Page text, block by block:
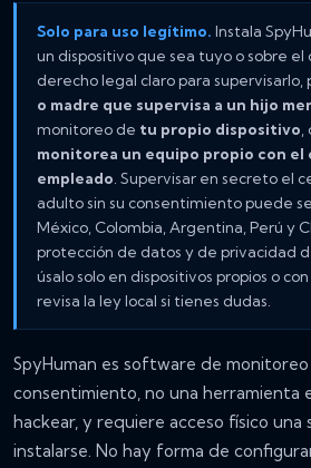
Solo para uso legítimo. Instala
un dispositivo que sea tuyo o sobre el
derecho legal claro para supervisarlo,
o madre que supervisa a un hijo
monitoreo de tu propio dispositivo,
monitorea un equipo propio con
empleado. Supervisar en secreto el
adulto sin su consentimiento puede
México, Colombia, Argentina, Perú y
protección de datos y de privacidad
úsalo solo en dispositivos propios o
revisa la ley local si tienes dudas.
SpyHuman es software de monitoreo
consentimiento, no una herramienta
hackear, y requiere acceso físico una
instalarse. No hay forma de